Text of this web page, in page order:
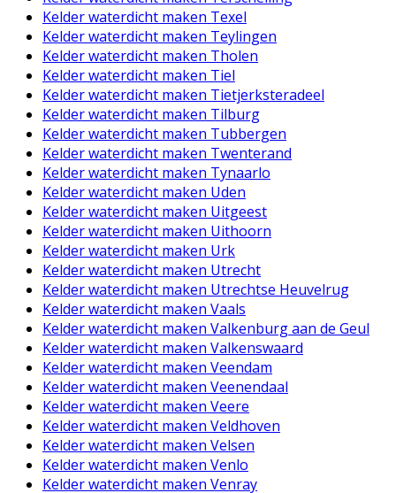
Kelder waterdicht maken Texel
Kelder waterdicht maken Teylingen
Kelder waterdicht maken Tholen
Kelder waterdicht maken Tiel
Kelder waterdicht maken Tietjerksteradeel
Kelder waterdicht maken Tilburg
Kelder waterdicht maken Tubbergen
Kelder waterdicht maken Twenterand
Kelder waterdicht maken Tynaarlo
Kelder waterdicht maken Uden
Kelder waterdicht maken Uitgeest
Kelder waterdicht maken Uithoorn
Kelder waterdicht maken Urk
Kelder waterdicht maken Utrecht
Kelder waterdicht maken Utrechtse Heuvelrug
Kelder waterdicht maken Vaals
Kelder waterdicht maken Valkenburg aan de Geul
Kelder waterdicht maken Valkenswaard
Kelder waterdicht maken Veendam
Kelder waterdicht maken Veenendaal
Kelder waterdicht maken Veere
Kelder waterdicht maken Veldhoven
Kelder waterdicht maken Velsen
Kelder waterdicht maken Venlo
Kelder waterdicht maken Venray